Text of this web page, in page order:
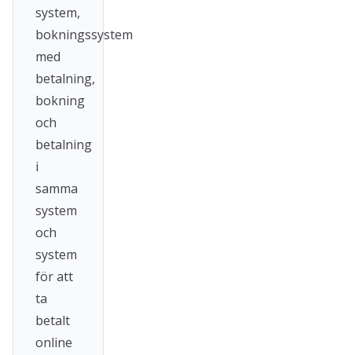
system,
bokningssystem
med
betalning,
bokning
och
betalning
i
samma
system
och
system
för att
ta
betalt
online